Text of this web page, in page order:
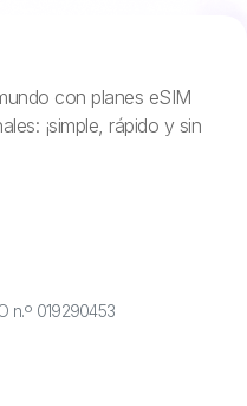
con planes eSIM
¡simple, rápido y sin
n.º 019290453